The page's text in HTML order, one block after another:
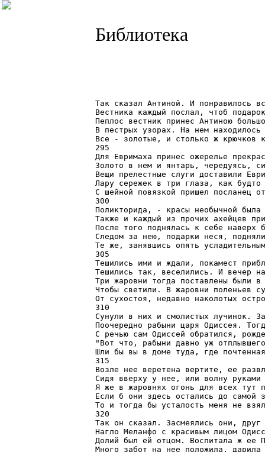
Библиотека
Так сказал Антиной. И понравилось
Вестника каждый послал, чтоб
Пеплос вестник принес Антиною
В пестрых узорах. На нем находилось
Все - золотые, и столько ж крючков
295
Для Евримаха принес ожерелье
Золото в нем и янтарь, чередуясь,
Вещи прелестные слуги доставили
Лару сережек в три глаза, как
С шейной повязкой пришел посланец
300
Поликторида, - красы необычной
Также и каждый из прочих ахейцев
После того поднялась к себе наверх
Следом за нею, подарки неся,
Те же, занявшись опять
305
Тешились ими и ждали, покамест
Тешились так, веселились. И вечер
Три жаровни тогда поставлены были в
Чтобы светили. В жаровни поленьев
От сухостоя, недавно наколотых
310
Сунули в них и смолистых лучинок.
Поочередно рабыни царя Одиссея.
С речью сам Одиссей обратился,
"Вот что, рабыни давно уж
Шли бы вы в доме туда, где
315
Возле нее веретена вертите, ее
Сидя вверху у нее, или волну руками
Я же в жаровнях огонь для всех тут
Если б они здесь остались до самой
То и тогда бы усталость меня не
320
Так он сказал. Засмеялись они, друг
Нагло Меланфо с красивым лицом
Долий был ей отцом. Воспитала ж ее
Много забот на нее положила, дарила